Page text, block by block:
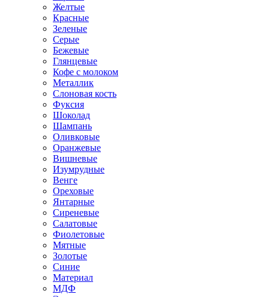
Желтые
Красные
Зеленые
Серые
Бежевые
Глянцевые
Кофе с молоком
Металлик
Слоновая кость
Фуксия
Шоколад
Шампань
Оливковые
Оранжевые
Вишневые
Изумрудные
Венге
Ореховые
Янтарные
Сиреневые
Салатовые
Фиолетовые
Мятные
Золотые
Синие
Материал
МДФ